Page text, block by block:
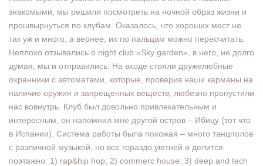
знакомыми, мы решили посмотреть на ночной образ жизни и
прошвырнуться по клубам. Оказалось, что хороших мест не
так уж и много, а вернее, их по пальцам можно пересчитать.
Неплохо отзывались о night club «Sky garden», в него, не долго
думая, мы и отправились. На входе стояли дружелюбные
охранники с автоматами, которые, проверив наши карманы на
наличие оружия и запрещенных веществ, любезно пропустили
нас вовнутрь. Клуб был довольно привлекательным и
интересным, он напомнил мне другой остров – Ибицу (тот что
в Испании). Система работы была похожая – много танцполов
с различной музыкой, но все гораздо уютней и делится
поэтажно: 1) rap&hip hop; 2) commerc house: 3) deep and tech